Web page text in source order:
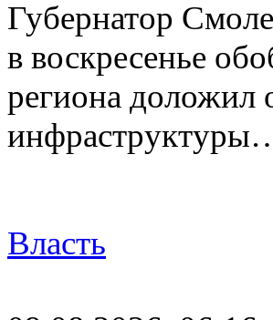
Губернатор
в воскресенье
региона доложил
Власть